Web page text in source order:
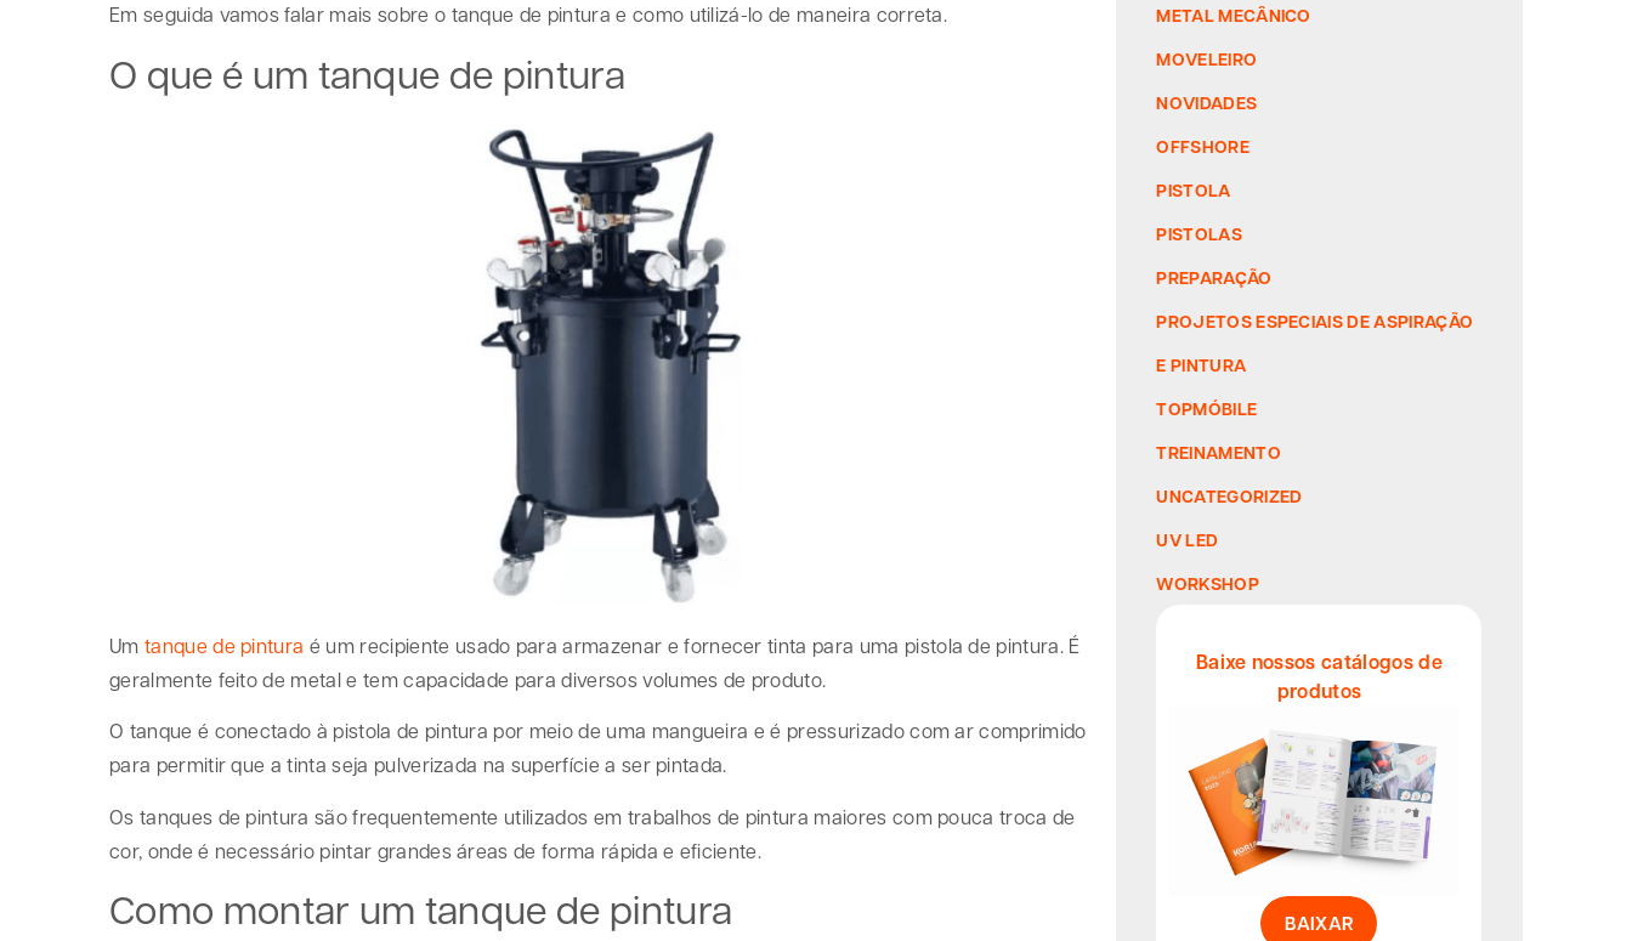
Em seguida vamos falar mais sobre o tanque de pintura e como utilizá-lo de maneira correta.
O que é um tanque de pintura
Um tanque de pintura é um recipiente usado para armazenar e fornecer tinta para uma pistola de pintura. É
geralmente feito de metal e tem capacidade para diversos volumes de produto.
O tanque é conectado à pistola de pintura por meio de uma mangueira e é pressurizado com ar comprimido
para permitir que a tinta seja pulverizada na superfície a ser pintada.
Os tanques de pintura são frequentemente utilizados em trabalhos de pintura maiores com pouca troca de
cor, onde é necessário pintar grandes áreas de forma rápida e eficiente.
Como montar um tanque de pintura
METAL MECÂNICO
MOVELEIRO
NOVIDADES
OFFSHORE
PISTOLA
PISTOLAS
PREPARAÇÃO
PROJETOS ESPECIAIS DE ASPIRAÇÃO
E PINTURA
TOPMÓBILE
TREINAMENTO
UNCATEGORIZED
UV LED
WORKSHOP
Baixe nossos catálogos de
produtos
BAIXAR